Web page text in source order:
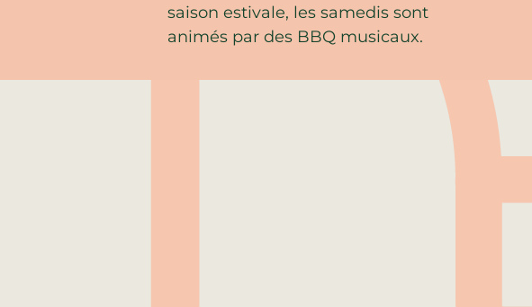
saison estivale, les samedis sont
animés par des BBQ musicaux.